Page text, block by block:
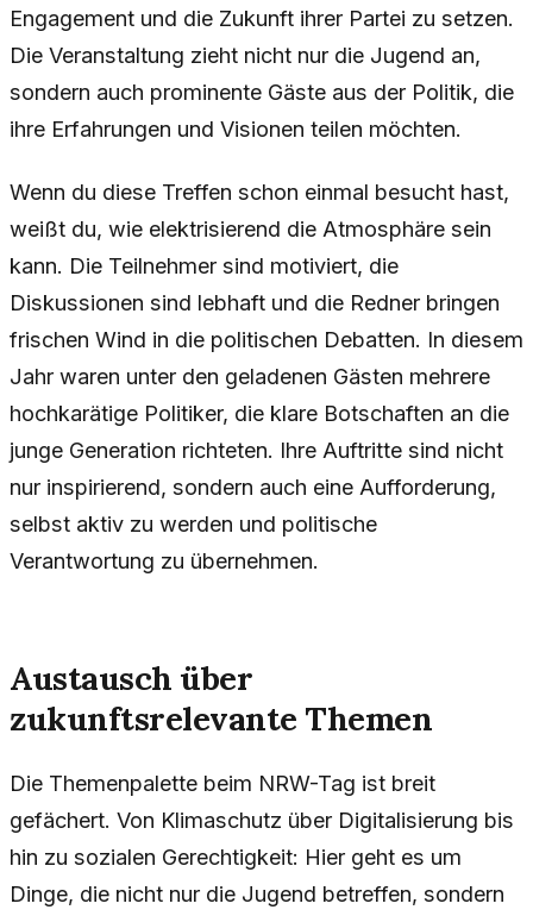
Engagement und die Zukunft ihrer Partei zu setzen.
Die Veranstaltung zieht nicht nur die Jugend an,
sondern auch prominente Gäste aus der Politik, die
ihre Erfahrungen und Visionen teilen möchten.
Wenn du diese Treffen schon einmal besucht hast,
weißt du, wie elektrisierend die Atmosphäre sein
kann. Die Teilnehmer sind motiviert, die
Diskussionen sind lebhaft und die Redner bringen
frischen Wind in die politischen Debatten. In diesem
Jahr waren unter den geladenen Gästen mehrere
hochkarätige Politiker, die klare Botschaften an die
junge Generation richteten. Ihre Auftritte sind nicht
nur inspirierend, sondern auch eine Aufforderung,
selbst aktiv zu werden und politische
Verantwortung zu übernehmen.
Austausch über
zukunftsrelevante Themen
Die Themenpalette beim NRW-Tag ist breit
gefächert. Von Klimaschutz über Digitalisierung bis
hin zu sozialen Gerechtigkeit: Hier geht es um
Dinge, die nicht nur die Jugend betreffen, sondern